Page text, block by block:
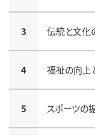
3 伝統と文化
4 福祉の向上
5 スポーツの